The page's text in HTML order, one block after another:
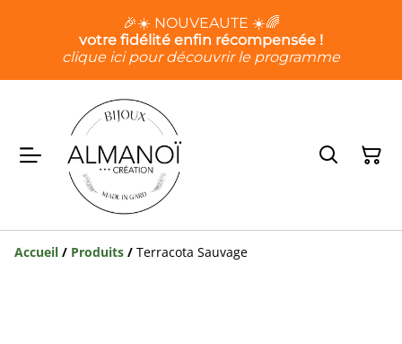
🎉☀️ NOUVEAUTE ☀️🌈
votre fidélité enfin récompensée !
clique ici pour découvrir le programme
Accueil / Produits / Terracota Sauvage